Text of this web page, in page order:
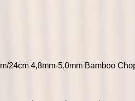
24cm 4,8mm-5,0mm Bamboo